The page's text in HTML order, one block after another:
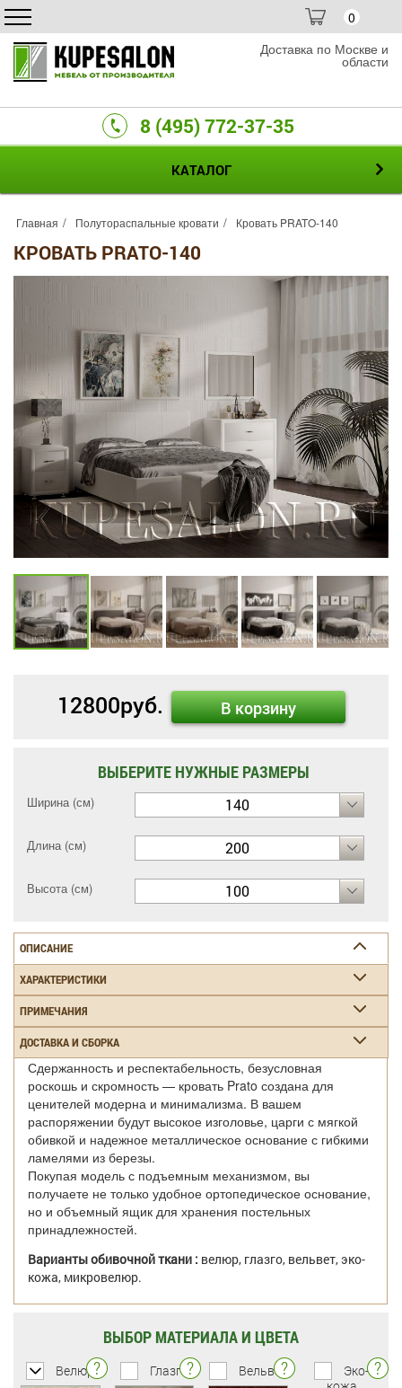
0
Доставка по Москве и
области
8 (495) 772-37-35
КАТАЛОГ
Главная Полутораспальные кровати Кровать PRATO-140
КРОВАТЬ PRATO-140
12800руб. В корзину
ВЫБЕРИТЕ НУЖНЫЕ РАЗМЕРЫ
Ширина (см) 140
Длина (см) 200
Высота (см) 100
ОПИСАНИЕ
ХАРАКТЕРИСТИКИ
ПРИМЕЧАНИЯ
ДОСТАВКА И СБОРКА
Сдержанность и респектабельность, безусловная
роскошь и скромность — кровать Prato создана для
ценителей модерна и минимализма. В вашем
распоряжении будут высокое изголовье, царги с мягкой
обивкой и надежное металлическое основание с гибкими
ламелями из березы.
Покупая модель с подъемным механизмом, вы
получаете не только удобное ортопедическое основание,
но и объемный ящик для хранения постельных
принадлежностей.
Варианты обивочной ткани : велюр, глазго, вельвет, эко-
кожа, микровелюр.
ВЫБОР МАТЕРИАЛА И ЦВЕТА
Велюр Глазго Вельвет
Эко-